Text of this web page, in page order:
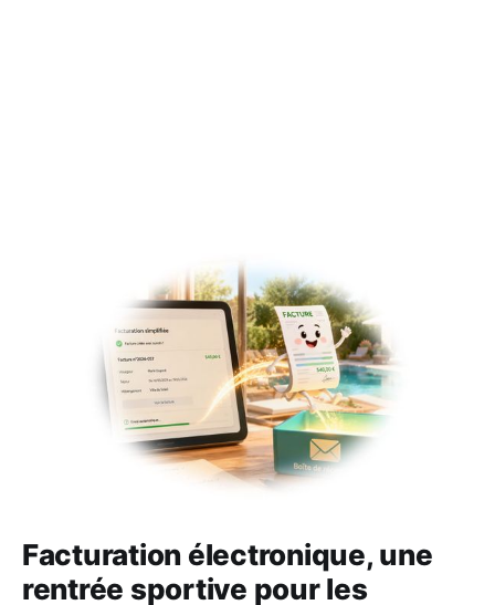
Facturation électronique, une
rentrée sportive pour les